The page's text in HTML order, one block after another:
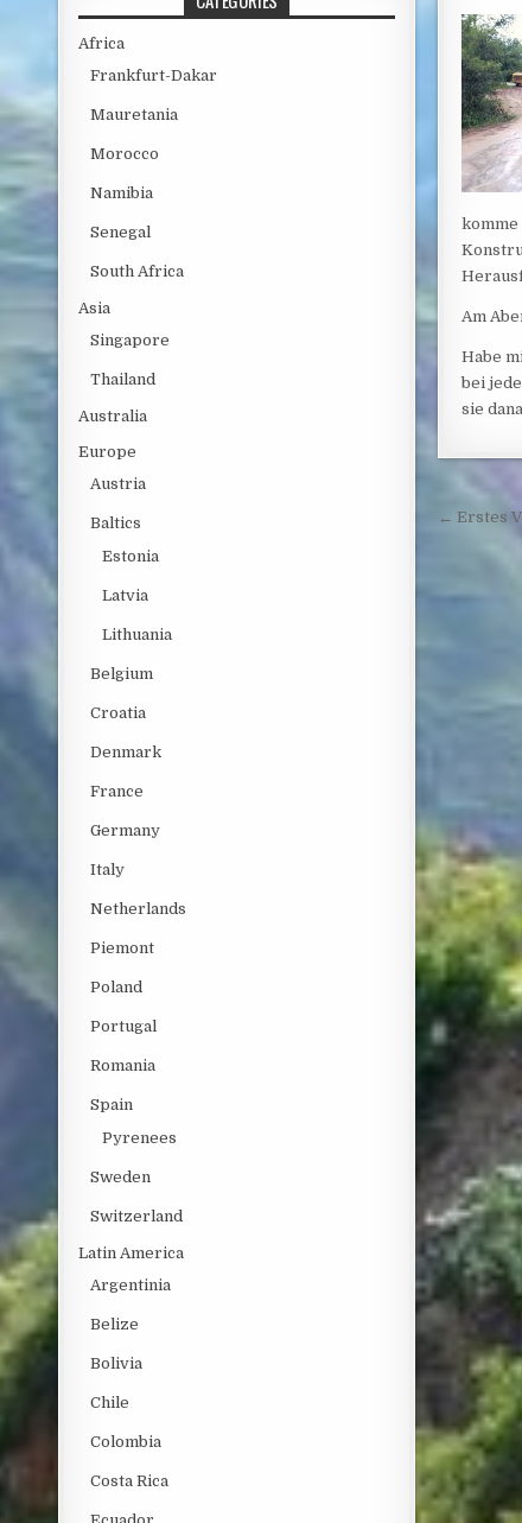
Am
Habe
bei
sie
Post
← Erstes
Africa
Frankfurt-Dakar
Mauretania
Morocco
Namibia
Senegal
South Africa
Asia
Singapore
Thailand
Australia
Europe
Austria
Baltics
Estonia
Latvia
Lithuania
Belgium
Croatia
Denmark
France
Germany
Italy
Netherlands
Piemont
Poland
Portugal
Romania
Spain
Pyrenees
Sweden
Switzerland
Latin America
Argentinia
Belize
Bolivia
Chile
Colombia
Costa Rica